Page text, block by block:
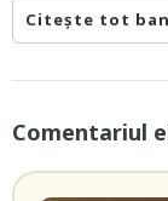
Citește tot
Comentariul